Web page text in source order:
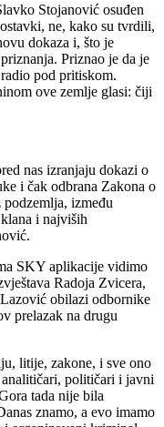
Stojanović osuđen
ne, kako su tvrdili,
dokaza i, što je
Priznao je da je
pod pritiskom.
ove zemlje glasi: čiji
nas izranjaju dokazi o
i čak odbrana Zakona o
između
i najviših
SKY aplikacije vidimo
Radoja Zvicera,
obilazi odbornike
prelazak na drugu
litije, zakone, i sve ono
političari i javni
tada nije bila
znamo, a evo imamo